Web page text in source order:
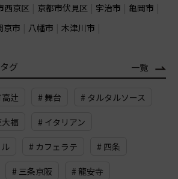
西京区 京都市伏見区 宇治市
亀岡市
京市 八幡市 木津川市
グ 一覧
辻 # 舞台 # タルタルソース
福 # イタリアン
# カフェラテ # 四条
# 三条京阪 # 龍安寺